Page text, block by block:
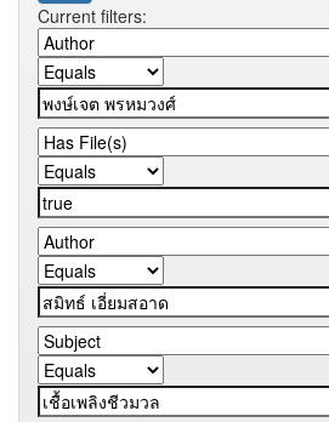
Current filters: